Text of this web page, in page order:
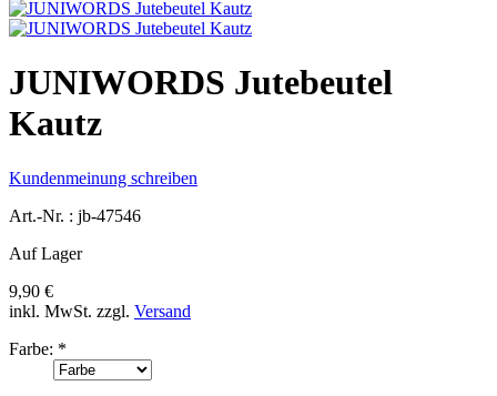
JUNIWORDS Jutebeutel
Kautz
Kundenmeinung schreiben
Art.-Nr. : jb-47546
Auf Lager
9,90 €
inkl. MwSt. zzgl. Versand
Farbe: *